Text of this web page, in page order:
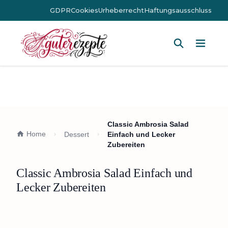
GDPRCookiesUrheberrechtHaftungsausschluss
Home Dessert
Classic Ambrosia Salad
Einfach und Lecker
Zubereiten
Classic Ambrosia Salad Einfach und
Lecker Zubereiten